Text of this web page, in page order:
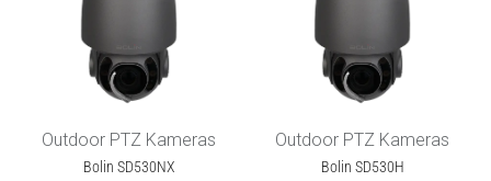
Outdoor PTZ Kameras
Bolin SD530NX
Outdoor PTZ Kameras
Bolin SD530H